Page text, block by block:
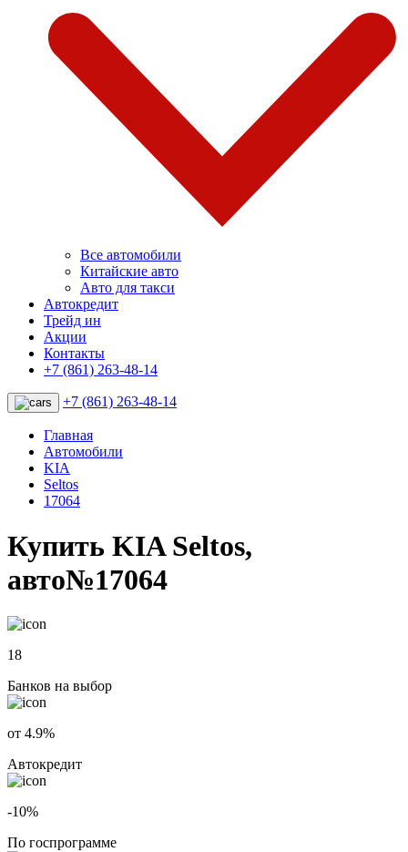
Все автомобили
Китайские авто
Авто для такси
Автокредит
Трейд ин
Акции
Контакты
+7 (861) 263-48-14
+7 (861) 263-48-14
Главная
Автомобили
KIA
Seltos
17064
Купить KIA Seltos,
авто№17064
18
Банков на выбор
от 4.9%
Автокредит
-10%
По госпрограмме